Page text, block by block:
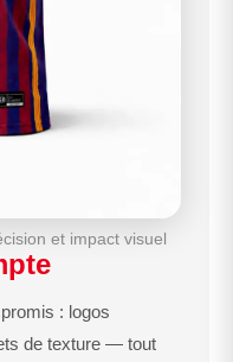
et impact visuel
: logos
de texture — tout